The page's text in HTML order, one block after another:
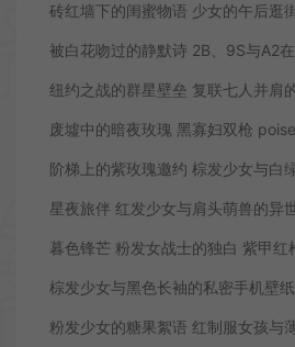
棕发少女与黑色长袖的私密手机壁纸